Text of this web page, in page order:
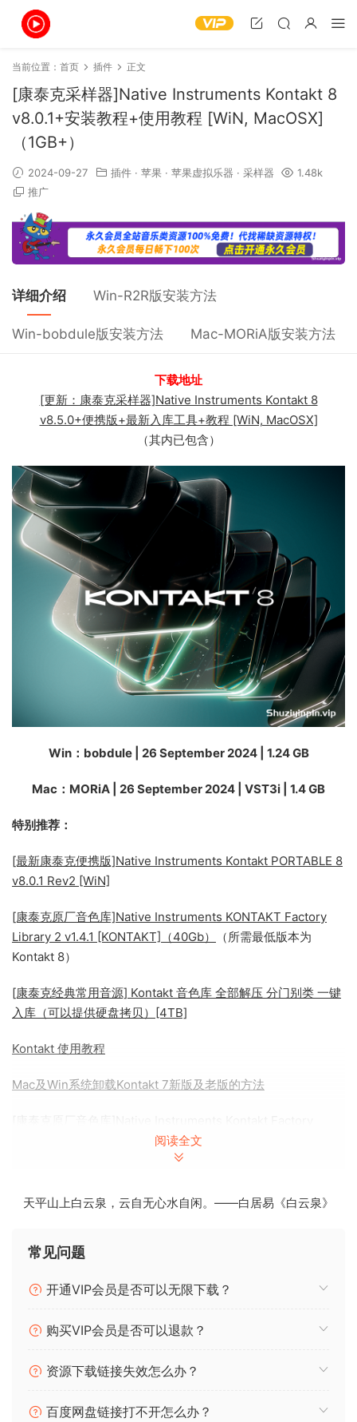
当前位置： 首页 插件 正文
[康泰克采样器]Native Instruments Kontakt 8
v8.0.1+安装教程+使用教程 [WiN, MacOSX]
（1GB+）
2024-09-27 插件 · 苹果 · 苹果虚拟乐器 · 采样器
1.48k
推广
详细介绍 Win-R2R版安装方法
Win-bobdule版安装方法 Mac-MORiA版安装方法
下载地址
[更新：康泰克采样器]Native Instruments Kontakt 8
v8.5.0+便携版+最新入库工具+教程 [WiN, MacOSX]
（其内已包含）
Win：bobdule | 26 September 2024 | 1.24 GB
Mac：MORiA | 26 September 2024 | VST3i | 1.4 GB
特别推荐：
[最新康泰克便携版]Native Instruments Kontakt PORTABLE 8
v8.0.1 Rev2 [WiN]
[康泰克原厂音色库]Native Instruments KONTAKT Factory
Library 2 v1.4.1 [KONTAKT]（40Gb）
（所需最低版本为
Kontakt 8）
[康泰克经典常用音源] Kontakt 音色库 全部解压 分门别类 一键
入库（可以提供硬盘拷贝）[4TB]
Kontakt 使用教程
Mac及Win系统卸载Kontakt 7新版及老版的方法
Library 2 v1.3.0（36.9Gb）
KONTAKT 8重新发明的虚拟乐器平台。
想象任何声音 – Kontakt 可让您找到它、创建它并转换它。我们
数的声音设计选项，重新定义了您产生想法和创作音乐的方
列。凭借数千个库，它是通往 Native Instruments、我们的官
一切都是完全可调整的，因此您可以制作任何自己的声音。
大量的声音选择
阅读全文
天平山上白云泉，云自无心水自闲。——白居易《白云泉》
常见问题
开通VIP会员是否可以无限下载？
购买VIP会员是否可以退款？
资源下载链接失效怎么办？
百度网盘链接打不开怎么办？